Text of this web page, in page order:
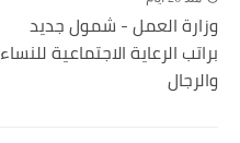
وزارة العمل - شمول جديد
براتب الرعاية الاجتماعية للنساء
والرجال